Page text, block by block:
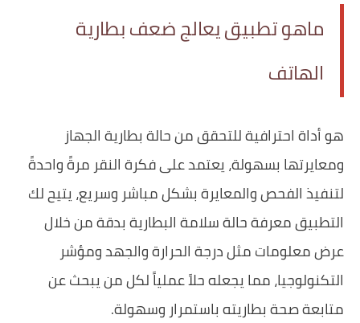
ماهو تطبيق يعالج ضعف بطارية
الهاتف
هو أداة احترافية للتحقق من حالة بطارية الجهاز
ومعايرتها بسهولة، يعتمد على فكرة النقر مرةً واحدةً
لتنفيذ الفحص والمعايرة بشكل مباشر وسريع، يتيح لك
التطبيق معرفة حالة سلامة البطارية بدقة من خلال
عرض معلومات مثل درجة الحرارة والجهد ومؤشر
التكنولوجيا، مما يجعله حلاً عملياً لكل من يبحث عن
متابعة صحة بطاريته باستمرار وسهولة.